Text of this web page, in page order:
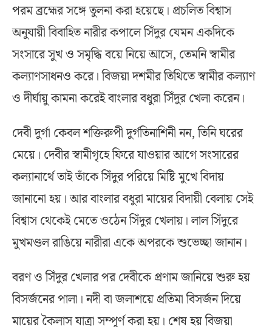
পরম ব্রহ্মের সঙ্গে তুলনা করা হয়েছে। প্রচলিত বিশ্বাস
অনুযায়ী বিবাহিত নারীর কপালে সিঁদুর যেমন একদিকে
সংসারে সুখ ও সমৃদ্ধি বয়ে নিয়ে আসে, তেমনি স্বামীর
কল্যাণসাধনও করে। বিজয়া দশমীর তিথিতে স্বামীর কল্যাণ
ও দীর্ঘায়ু কামনা করেই বাংলার বধুরা সিঁদুর খেলা করেন।
দেবী দুর্গা কেবল শক্তিরুপী দুর্গতিনাশিনী নন, তিনি ঘরের
মেয়ে। দেবীর স্বামীগৃহে ফিরে যাওয়ার আগে সংসারের
কল্যানার্থে তাই তাঁকে সিঁদুর পরিয়ে মিষ্টি মুখে বিদায়
জানানো হয়। আর বাংলার বধুরা মায়ের বিদায়ী বেলায় সেই
বিশ্বাস থেকেই মেতে ওঠেন সিঁদুর খেলায়। লাল সিঁদুরে
মুখমণ্ডল রাঙিয়ে নারীরা একে অপরকে শুভেচ্ছা জানান।
বরণ ও সিঁদুর খেলার পর দেবীকে প্রণাম জানিয়ে শুরু হয়
বিসর্জনের পালা। নদী বা জলাশয়ে প্রতিমা বিসর্জন দিয়ে
মায়ের কৈলাস যাত্রা সম্পূর্ণ করা হয়। শেষ হয় বিজয়া